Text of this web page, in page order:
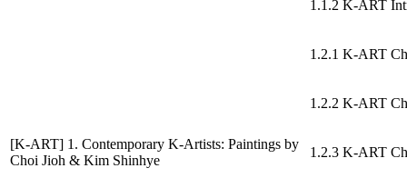
[K-ART] 1. Contemporary K-Artists: Paintings by
Choi Jioh & Kim Shinhye
1.1.2 K-ART
1.2.1 K-ART
1.2.2 K-ART
1.2.3 K-ART